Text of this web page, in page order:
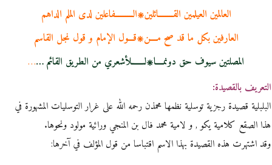
العالمين العيلمين القــــــــائلين۞الــــــــــفاعلين لدى الملم الداهم
العارفين بكل ما قد صح مــــن۞قـــول الإمام و قول نجل القاسم
المصلتين سيوف حق دونمــــا۞لـــــــلأشعري من الطريق القائم ……
التعريف بالقصيدة:
البلبلية قصيدة رجزية توسلية نظمها محمذن رحمه الله على غرار التوسليات المشهورة في
هذا الصقع كلامية يكو , و لامية محمد فال بن المنجي ورائية مولود ونحوها.
وقد اشتهرت هذه القصيدة بهذا الاسم اقتباسا من قول المؤلف في آخرها: